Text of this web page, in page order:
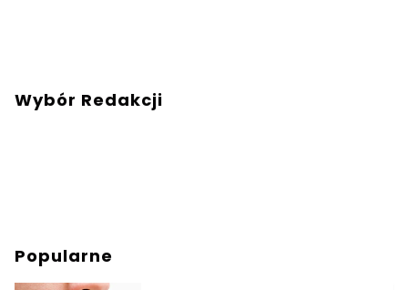
Wybór Redakcji
Popularne